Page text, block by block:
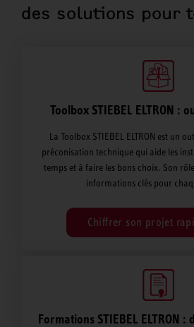
des solutions pour
Toolbox STIEBEL ELTRON :
La Toolbox STIEBEL ELTRON est un
préconisation technique qui aide les
temps et à faire les bons choix. Son
informations clés pour
Chiffrer son projet
Formations STIEBEL ELTRON :